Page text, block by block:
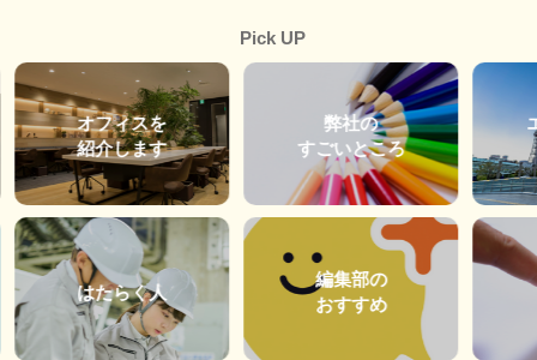
Pick UP
オフィスを
紹介します
はたらく人
弊社の
すごいところ
編集部の
おすすめ